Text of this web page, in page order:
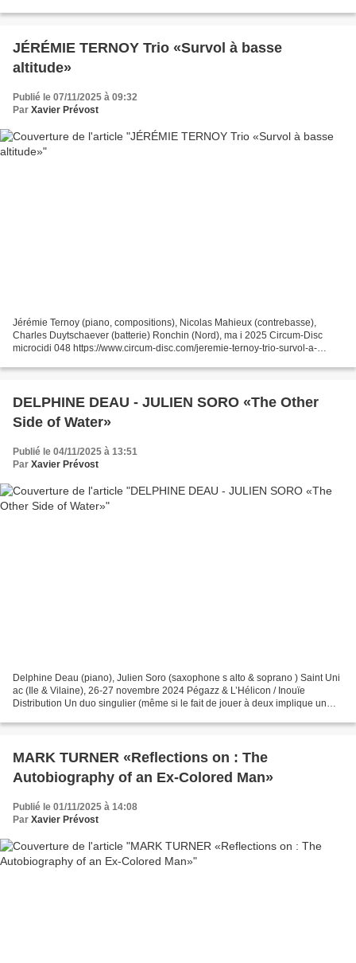
JÉRÉMIE TERNOY Trio «Survol à basse
altitude»
Publié le 07/11/2025 à 09:32
Par Xavier Prévost
Jérémie Ternoy (piano, compositions), Nicolas Mahieux (contrebasse),
Charles Duytschaever (batterie) Ronchin (Nord), ma i 2025 Circum-Disc
microcidi 048 https://www.circum-disc.com/jeremie-ternoy-trio-survol-a-
DELPHINE DEAU - JULIEN SORO «The Other
Side of Water»
Publié le 04/11/2025 à 13:51
Par Xavier Prévost
Delphine Deau (piano), Julien Soro (saxophone s alto & soprano ) Saint Uni
ac (Ile & Vilaine), 26-27 novembre 2024 Pégazz & L’Hélicon / Inouïe
Distribution Un duo singulier (même si le fait de jouer à deux implique un
MARK TURNER «Reflections on : The
Autobiography of an Ex-Colored Man»
Publié le 01/11/2025 à 14:08
Par Xavier Prévost